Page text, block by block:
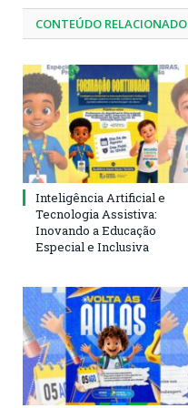
CONTEÚDO RELACIONADO
Inteligência Artificial e
Tecnologia Assistiva:
Inovando a Educação
Especial e Inclusiva